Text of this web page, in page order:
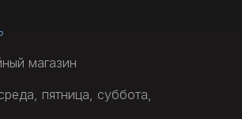
магазин
пятница, суббота,